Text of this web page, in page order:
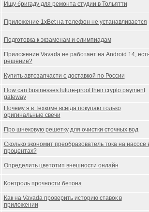
Ищу бригаду для ремонта студии в Тольятти
Приложение 1xBet на телефон не устанавливается
Подготовка к экзаменам и олимпиадам
Приложение Vavada не работает на Android 14,
решение?
Купить автозапчасти с доставкой по России
How can businesses future-proof their crypto payment
gateway
Почему я в Техкоме всегда покупаю только
оригинальные свечи
Про шнековую решетку для очистки сточных вод
Сколько экономит преобразователь тока на насосе
процентах?
Определить цветотип внешности онлайн
Контроль прочности бетона
Как на Vavada проверить историю ставок в
приложении